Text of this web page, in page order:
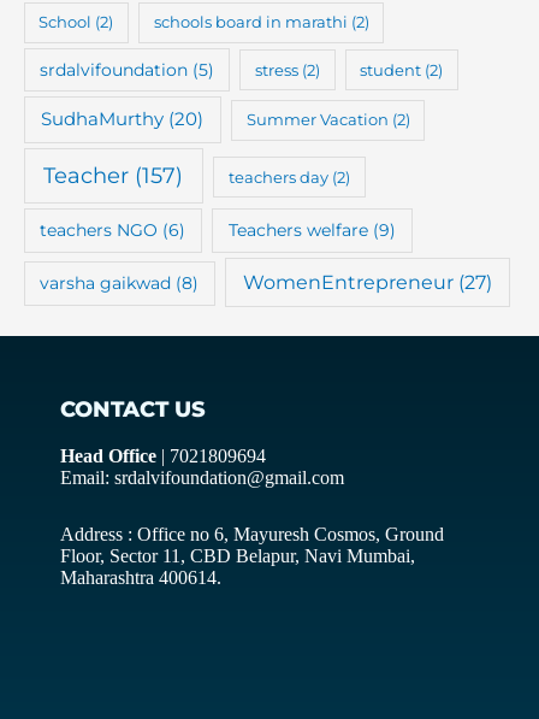
School (2) schools board in marathi (2)
srdalvifoundation (5) stress (2) student (2)
SudhaMurthy (20) Summer Vacation (2)
Teacher (157) teachers day (2)
teachers NGO (6) Teachers welfare(9)
varsha gaikwad (8) WomenEntrepreneur (27)
CONTACT US
Head Office | 7021809694
Email: srdalvifoundation@gmail.com
Address : Office no 6, Mayuresh Cosmos, Ground
Floor, Sector 11, CBD Belapur, Navi Mumbai,
Maharashtra 400614.